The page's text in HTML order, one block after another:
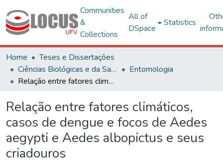
Communities
&
Collections
All of
DSpace
Statistics
Home
Teses e Dissertações
Ciências Biológicas e da Saúde
Entomologia
Relação entre fatores climáticos, casos de dengue e focos de Aedes aegypti e Aedes albopictus e seus criadouros
Relação entre fatores climáticos,
casos de dengue e focos de Aedes
aegypti e Aedes albopictus e seus
criadouros